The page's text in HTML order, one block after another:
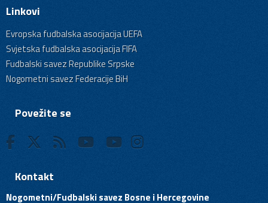
Linkovi
Evropska fudbalska asocijacija UEFA
Svjetska fudbalska asocijacija FIFA
Fudbalski savez Republike Srpske
Nogometni savez Federacije BiH
Povežite se
Kontakt
Nogometni/Fudbalski savez Bosne i Hercegovine